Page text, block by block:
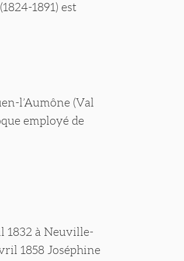
1891) est
l’Aumône (Val
employé de
1832 à Neuville-
1858 Joséphine